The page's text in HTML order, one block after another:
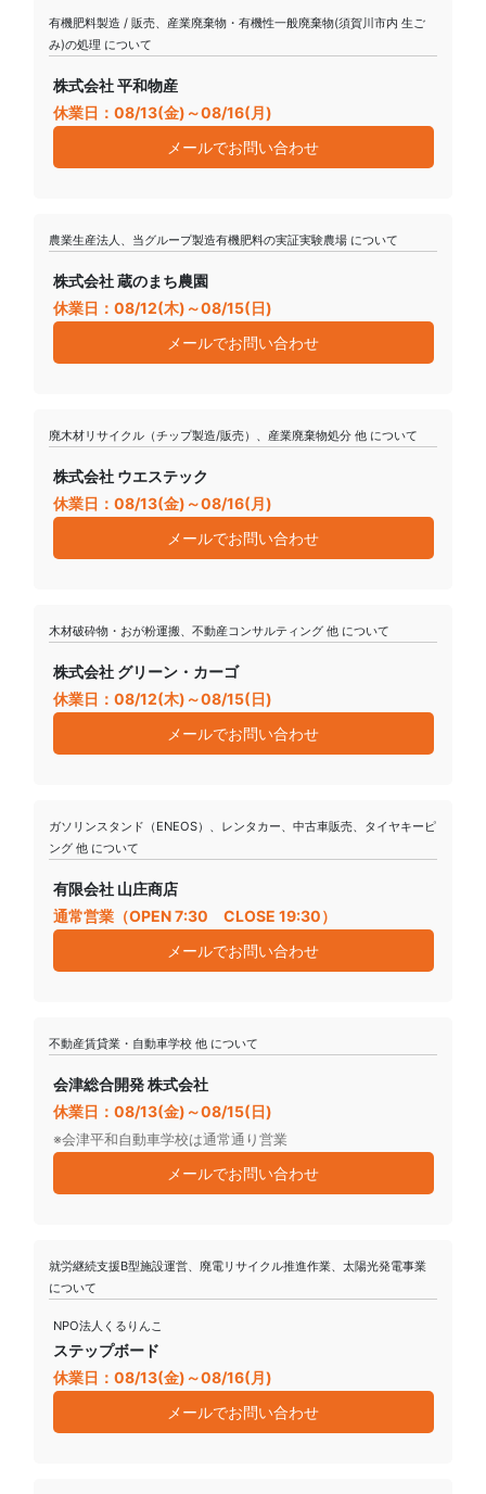
有機肥料製造 / 販売、産業廃棄物・有機性一般廃棄物(須賀川市内 生ご
み)の処理 について
株式会社 平和物産
休業日：08/13(金)～08/16(月)
メールでお問い合わせ
農業生産法人、当グループ製造有機肥料の実証実験農場 について
株式会社 蔵のまち農園
休業日：08/12(木)～08/15(日)
メールでお問い合わせ
廃木材リサイクル（チップ製造/販売）、産業廃棄物処分 他 について
株式会社 ウエステック
休業日：08/13(金)～08/16(月)
メールでお問い合わせ
木材破砕物・おが粉運搬、不動産コンサルティング 他 について
株式会社 グリーン・カーゴ
休業日：08/12(木)～08/15(日)
メールでお問い合わせ
ガソリンスタンド（ENEOS）、レンタカー、中古車販売、タイヤキーピ
ング 他 について
有限会社 山庄商店
通常営業（OPEN 7:30 CLOSE 19:30）
メールでお問い合わせ
不動産賃貸業・自動車学校 他 について
会津総合開発 株式会社
休業日：08/13(金)～08/15(日)
※会津平和自動車学校は通常通り営業
メールでお問い合わせ
就労継続支援B型施設運営、廃電リサイクル推進作業、太陽光発電事業
について
NPO法人くるりんこ
ステップボード
休業日：08/13(金)～08/16(月)
メールでお問い合わせ